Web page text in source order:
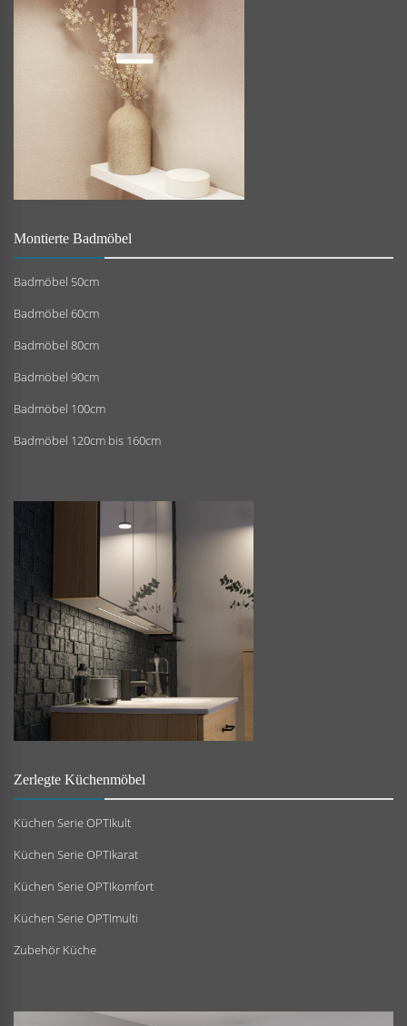
Montierte Badmöbel
Badmöbel 50cm
Badmöbel 60cm
Badmöbel 80cm
Badmöbel 90cm
Badmöbel 100cm
Badmöbel 120cm bis 160cm
Zerlegte Küchenmöbel
Küchen Serie OPTIkult
Küchen Serie OPTIkarat
Küchen Serie OPTIkomfort
Küchen Serie OPTImulti
Zubehör Küche